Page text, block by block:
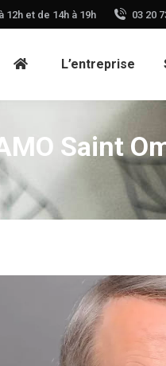
12h et de 14h à 19h 03 20
L’entreprise
Saint